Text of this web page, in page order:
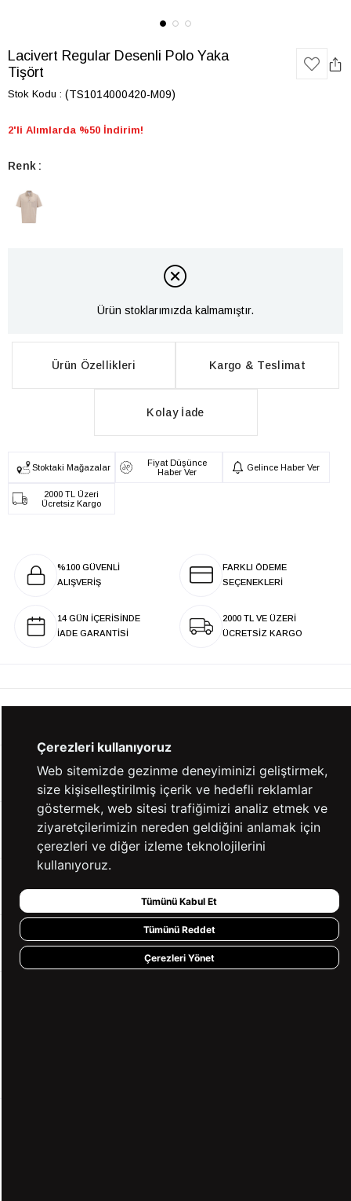
Lacivert Regular Desenli Polo Yaka
Tişört
Stok Kodu (TS1014000420-M09)
2'li Alımlarda %50 İndirim!
Renk
Ürün stoklarımızda kalmamıştır.
Ürün Özellikleri Kargo & Teslimat
Kolay İade
Stoktaki Mağazalar
Fiyat Düşünce
Haber Ver
Gelince Haber Ver
2000 TL Üzeri
Ücretsiz Kargo
%100 GÜVENLİ
ALIŞVERİŞ
FARKLI ÖDEME
SEÇENEKLERİ
14 GÜN İÇERİSİNDE
İADE GARANTİSİ
2000 TL VE ÜZERİ
ÜCRETSİZ KARGO
KATEGORİLER
YARDIM
HIZLI ERİŞİM
Çerezleri kullanıyoruz
Web sitemizde gezinme deneyiminizi geliştirmek,
size kişiselleştirilmiş içerik ve hedefli reklamlar
göstermek, web sitesi trafiğimizi analiz etmek ve
ziyaretçilerimizin nereden geldiğini anlamak için
çerezleri ve diğer izleme teknolojilerini
kullanıyoruz.
Tümünü Kabul Et
Tümünü Reddet
Çerezleri Yönet